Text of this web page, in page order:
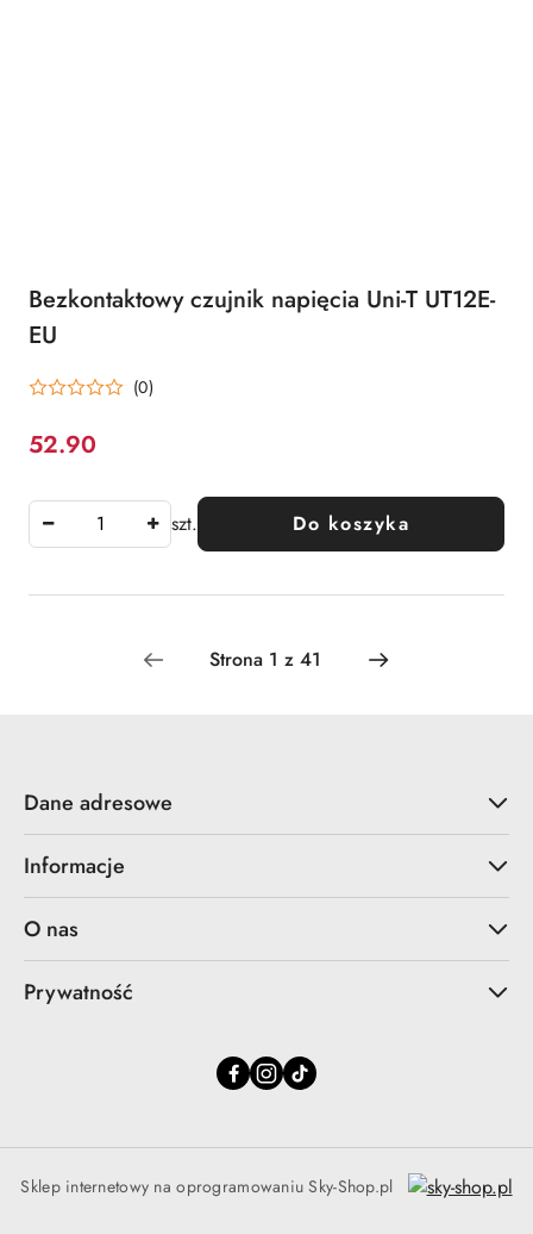
Bezkontaktowy czujnik napięcia Uni-T UT12E-
EU
(0)
Cena:
52.90
szt. Do koszyka
Dane adresowe
Informacje
O nas
Prywatność
Sklep internetowy na oprogramowaniu Sky-Shop.pl